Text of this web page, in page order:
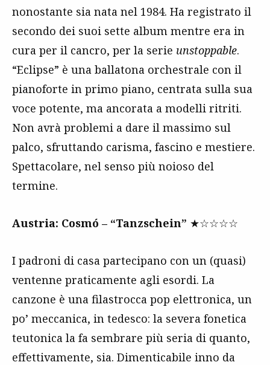
nonostante sia nata nel 1984. Ha registrato il
secondo dei suoi sette album mentre era in
cura per il cancro, per la serie unstoppable.
“Eclipse” è una ballatona orchestrale con il
pianoforte in primo piano, centrata sulla sua
voce potente, ma ancorata a modelli ritriti.
Non avrà problemi a dare il massimo sul
palco, sfruttando carisma, fascino e mestiere.
Spettacolare, nel senso più noioso del
termine.
Austria: Cosmó – “Tanzschein” ★☆☆☆☆
I padroni di casa partecipano con un (quasi)
ventenne praticamente agli esordi. La
canzone è una filastrocca pop elettronica, un
po’ meccanica, in tedesco: la severa fonetica
teutonica la fa sembrare più seria di quanto,
effettivamente, sia. Dimenticabile inno da